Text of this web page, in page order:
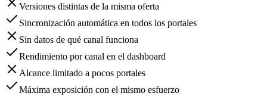
Versiones distintas de la misma oferta
Sincronización automática en todos los portales
Sin datos de qué canal funciona
Rendimiento por canal en el dashboard
Alcance limitado a pocos portales
Máxima exposición con el mismo esfuerzo